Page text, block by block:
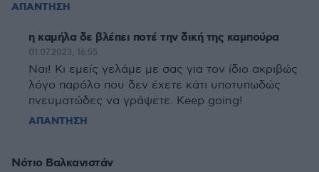
ΑΠΑΝΤΗΣΗ
η καμήλα δε βλέπει ποτέ την δική της καμπούρα
01.07.2023, 16:55
Ναι! Κι εμείς γελάμε με σας για τον ίδιο ακριβώς
λόγο παρόλο που δεν έχετε κάτι υποτυπωδώς
πνευματώδες να γράψετε. Keep going!
ΑΠΑΝΤΗΣΗ
Νότιο Βαλκανιστάν